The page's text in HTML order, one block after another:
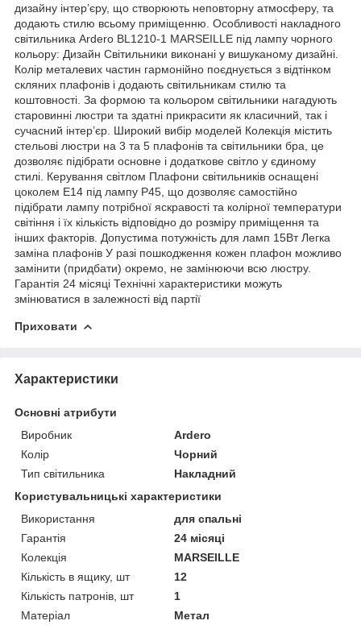
дизайну інтер’єру, що створюють неповторну атмосферу, та
додають стилю всьому приміщенню. Особливості накладного
світильника Ardero BL1210-1 MARSEILLE під лампу чорного
кольору: Дизайн Світильники виконані у вишуканому дизайні.
Колір металевих частин гармонійно поєднується з відтінком
скляних плафонів і додають світильникам стилю та
коштовності. За формою та кольором світильники нагадують
старовинні люстри та здатні прикрасити як класичний, так і
сучасний інтер’єр. Широкий вибір моделей Колекція містить
стельові люстри на 3 та 5 плафонів та світильники бра, це
дозволяє підібрати основне і додаткове світло у єдиному
стилі. Керування світлом Плафони світильників оснащені
цоколем Е14 під лампу Р45, що дозволяє самостійно
підібрати лампу потрібної яскравості та колірної температури
світіння і їх кількість відповідно до розміру приміщення та
інших факторів. Допустима потужність для ламп 15Вт Легка
заміна плафонів У разі пошкодження кожен плафон можливо
замінити (придбати) окремо, не замінюючи всю люстру.
Гарантія 24 місяці Технічні характеристики можуть
змінюватися в залежності від партії
Приховати
Характеристики
Основні атрибути
Виробник
Ardero
Колір
Чорний
Тип світильника
Накладний
Користувальницькі характеристики
Використання
для спальні
Гарантія
24 місяці
Колекція
MARSEILLE
Кількість в ящику, шт
12
Кількість патронів, шт
1
Матеріал
Метал